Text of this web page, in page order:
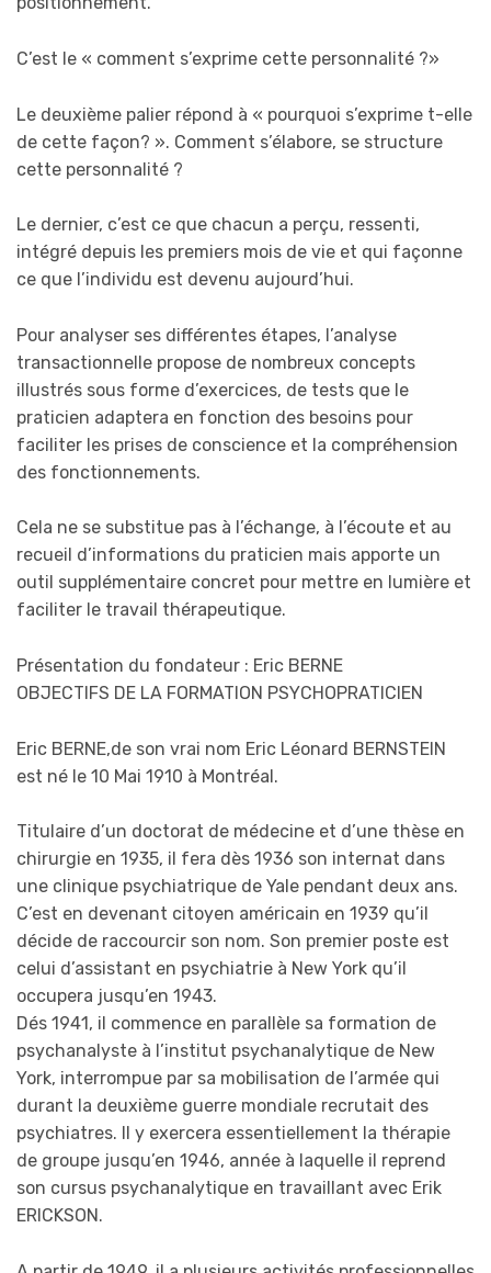
C’est le « comment s’exprime cette personnalité ?»
Le deuxième palier répond à « pourquoi s’exprime t-elle
de cette façon? ». Comment s’élabore, se structure
cette personnalité ?
Le dernier, c’est ce que chacun a perçu, ressenti,
intégré depuis les premiers mois de vie et qui façonne
ce que l’individu est devenu aujourd’hui.
Pour analyser ses différentes étapes, l’analyse
transactionnelle propose de nombreux concepts
illustrés sous forme d’exercices, de tests que le
praticien adaptera en fonction des besoins pour
faciliter les prises de conscience et la compréhension
des fonctionnements.
Cela ne se substitue pas à l’échange, à l’écoute et au
recueil d’informations du praticien mais apporte un
outil supplémentaire concret pour mettre en lumière et
faciliter le travail thérapeutique.
Présentation du fondateur : Eric BERNE
OBJECTIFS DE LA FORMATION PSYCHOPRATICIEN
Eric BERNE,de son vrai nom Eric Léonard BERNSTEIN
est né le 10 Mai 1910 à Montréal.
Titulaire d’un doctorat de médecine et d’une thèse en
chirurgie en 1935, il fera dès 1936 son internat dans
une clinique psychiatrique de Yale pendant deux ans.
C’est en devenant citoyen américain en 1939 qu’il
décide de raccourcir son nom. Son premier poste est
celui d’assistant en psychiatrie à New York qu’il
occupera jusqu’en 1943.
Dés 1941, il commence en parallèle sa formation de
psychanalyste à l’institut psychanalytique de New
York, interrompue par sa mobilisation de l’armée qui
durant la deuxième guerre mondiale recrutait des
psychiatres. Il y exercera essentiellement la thérapie
de groupe jusqu’en 1946, année à laquelle il reprend
son cursus psychanalytique en travaillant avec Erik
ERICKSON.